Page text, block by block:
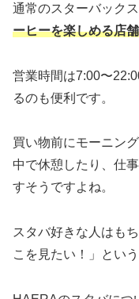
通常のスターバック
ーヒーを楽しめる店舗
営業時間は7:00〜
るのも便利です。
買い物前にモーニン
中で休憩したり、仕
すそうですよね。
スタバ好きな人はも
こを見たい！」とい